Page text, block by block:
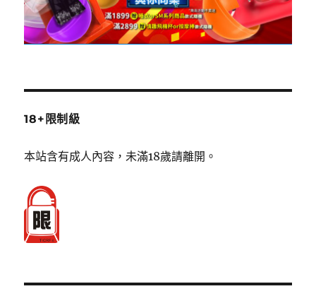
18+限制級
本站含有成人內容，未滿18歲請離開。